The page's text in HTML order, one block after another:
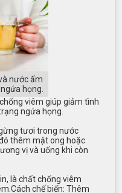
nước ấm
họng.
viêm giúp giảm tình
ngứa họng.
tươi trong nước
thêm mật ong hoặc
vị và uống khi còn
là chất chống viêm
chế biến: Thêm